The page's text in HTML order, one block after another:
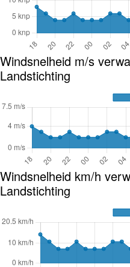
Windsnelheid m/s
Landstichting
Windsnelheid km/h
Landstichting